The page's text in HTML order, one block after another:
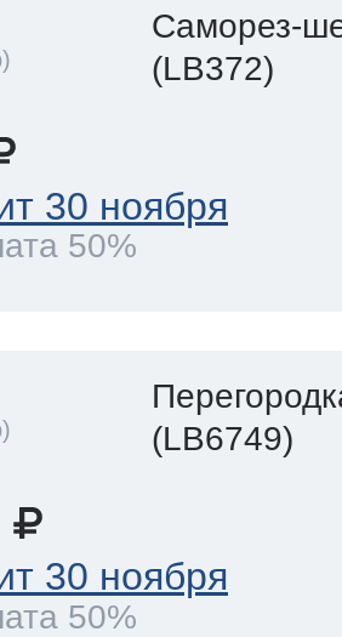
Саморез-
(LB372)
30 ноября
50%
(LB6749)
30 ноября
50%